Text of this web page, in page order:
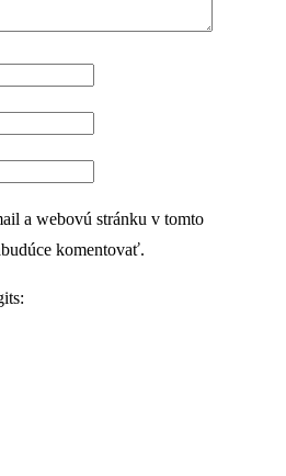
a webovú stránku v tomto
komentovať.